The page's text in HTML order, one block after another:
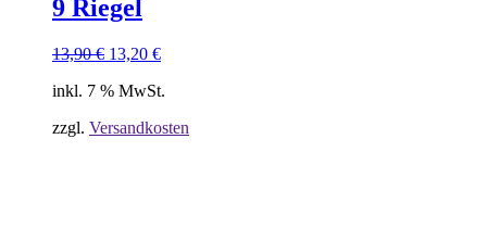
9 Riegel
13,90€ Ursprünglicher
war:
13,20 €Aktueller
ist:
inkl. 7 % MwSt.
zzgl. Versandkosten